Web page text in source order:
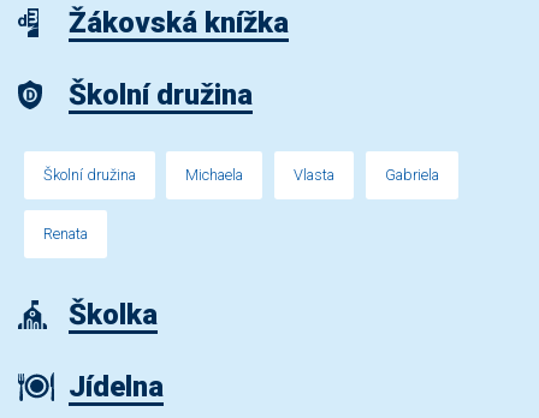
Žákovská knížka
Školní družina
Školní družina Michaela Vlasta Gabriela
Renata
Školka
Jídelna